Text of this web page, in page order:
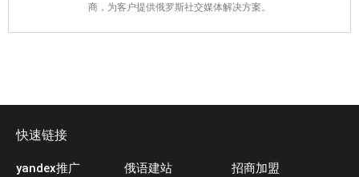
商，为客户提供俄罗斯社交媒体解决方案。
快速链接
yandex推广
俄语建站
招商加盟